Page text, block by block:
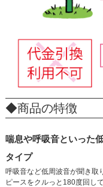
◆商品の特徴
喘息や呼吸音といった
タイプ
呼吸音など低周波音が聞き取
ピースをクルっと180度回し